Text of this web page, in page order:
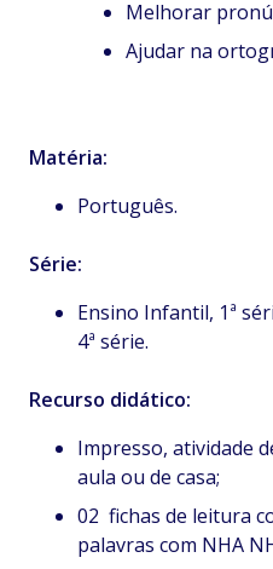
Melhorar
Ajudar na
Matéria:
Português.
Série:
Ensino Infantil, 1ª
4ª série.
Recurso didático:
Impresso, atividade
aula ou de casa;
02 fichas de leitura
palavras com NHA